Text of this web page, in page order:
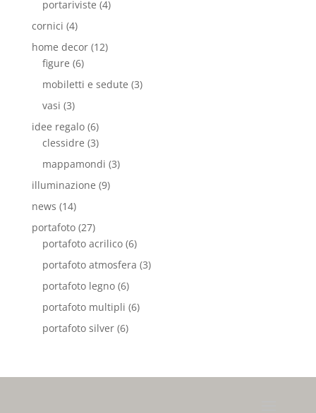
portariviste (4)
cornici (4)
home decor(12)
figure (6)
mobiletti e sedute (3)
vasi (3)
idee regalo(6)
clessidre (3)
mappamondi (3)
illuminazione (9)
news (14)
portafoto(27)
portafoto acrilico(6)
portafoto atmosfera (3)
portafoto legno(6)
portafoto multipli (6)
portafoto silver(6)